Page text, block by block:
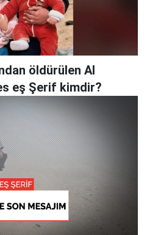
öldürülen Al
eş Şerif kimdir?